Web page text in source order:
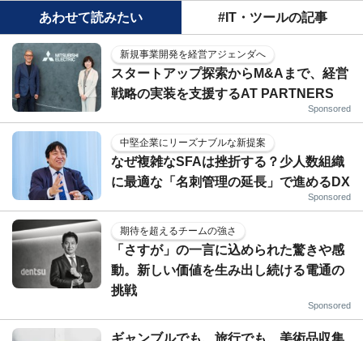
あわせて読みたい #IT・ツールの記事
新規事業開発を経営アジェンダへ
スタートアップ探索からM&Aまで、経営
戦略の実装を支援するAT PARTNERS
Sponsored
中堅企業にリーズナブルな新提案
なぜ複雑なSFAは挫折する？少人数組織
に最適な「名刺管理の延長」で進めるDX
Sponsored
期待を超えるチームの強さ
「さすが」の一言に込められた驚きや感
動。新しい価値を生み出し続ける電通の
挑戦
Sponsored
ギャンブルでも、旅行でも、美術品収集